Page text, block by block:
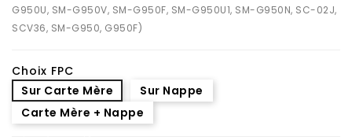
G950U, SM-G950V, SM-G950F, SM-G950U1, SM-G950N, SC-02J,
SCV36, SM-G950, G950F)
Choix FPC
Sur Carte Mère
Sur Nappe
Carte Mère + Nappe